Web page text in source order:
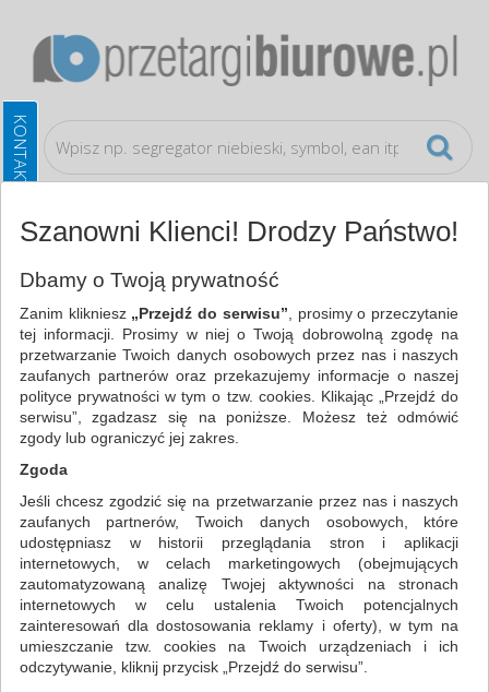
Bezpieczeństwo, higiena, wysyłka
papierowe i dozowniki
WSZYSTKIE KATEGORIE
NAJCHĘTNIEJ WYBIERANE
FILTRY
Zakres cenowy
MIN:
MAX:
ODZNACZ
Szanowni Klienci! Drodzy Państwo!
Dbamy o Twoją prywatność
Zanim klikniesz „Przejdź do serwisu” , prosimy o przeczytanie
tej informacji. Prosimy w niej o Twoją dobrowolną zgodę na
przetwarzanie Twoich danych osobowych przez nas i naszych
zaufanych partnerów oraz przekazujemy informacje o naszej
polityce prywatności w tym o tzw. cookies. Klikając „Przejdź do
serwisu”, zgadzasz się na poniższe. Możesz też odmówić
zgody lub ograniczyć jej zakres.
Zgoda
Jeśli chcesz zgodzić się na przetwarzanie przez nas i naszych
zaufanych partnerów, Twoich danych osobowych, które
udostępniasz w historii przeglądania stron i aplikacji
internetowych, w celach marketingowych (obejmujących
zautomatyzowaną analizę Twojej aktywności na stronach
internetowych w celu ustalenia Twoich potencjalnych
zainteresowań dla dostosowania reklamy i oferty), w tym na
umieszczanie tzw. cookies na Twoich urządzeniach i ich
odczytywanie, kliknij przycisk „Przejdź do serwisu”.